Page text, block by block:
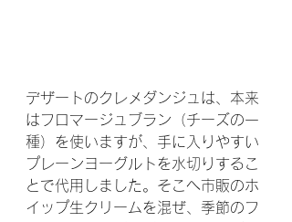
デザートのクレメダンジュは、本来
はフロマージュブラン（チーズの一
種）を使いますが、手に入りやすい
プレーンヨーグルトを水切りするこ
とで代用しました。そこへ市販のホ
イップ生クリームを混ぜ、季節のフ